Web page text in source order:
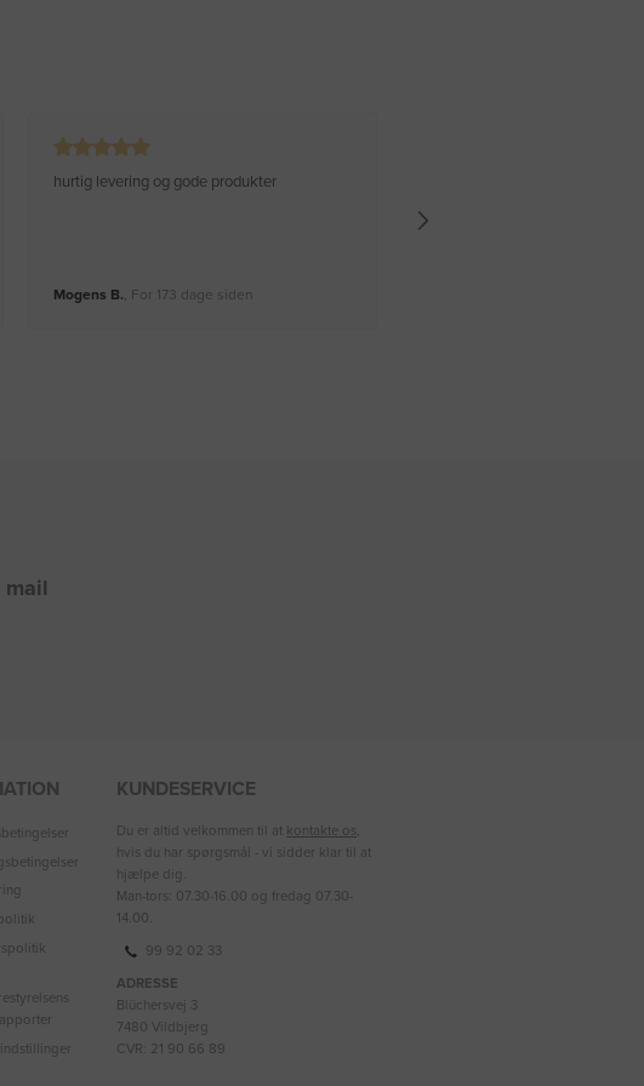
hurtig levering og gode produkter
Mogens B., For 173 dage siden
KUNDESERVICE
Du er altid velkommen til at kontakte os,
hvis du har spørgsmål - vi sidder klar til at
hjælpe dig.
Man-tors: 07.30-16.00 og fredag 07.30-
14.00.
99 92 02 33
ADRESSE
Blüchersvej 3
7480 Vildbjerg
CVR: 21 90 66 89